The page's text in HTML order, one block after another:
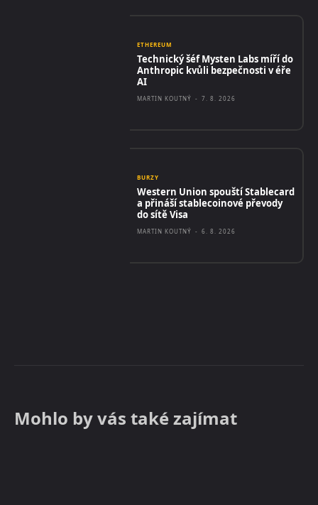
ETHEREUM
Technický šéf Mysten Labs míří do
Anthropic kvůli bezpečnosti v éře
AI
MARTIN KOUTNÝ - 7. 8. 2026
BURZY
Western Union spouští Stablecard
a přináší stablecoinové převody
do sítě Visa
MARTIN KOUTNÝ - 6. 8. 2026
Mohlo by vás také zajímat